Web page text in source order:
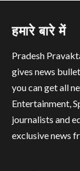
हमारे बारे में
Pradesh
gives news
you can get all
Entertainment,
journalists and
exclusive news